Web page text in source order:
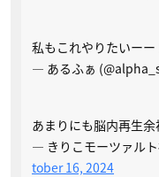
私もこれやりたいーー
— あるふぁ
あまりにも脳内再生
— きりこモーツァル
tober 16, 2024